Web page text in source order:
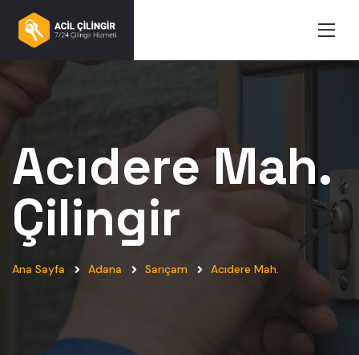
Acıdere Mah.
Çilingir
Ana Sayfa Adana Sarıçam Acıdere Mah.